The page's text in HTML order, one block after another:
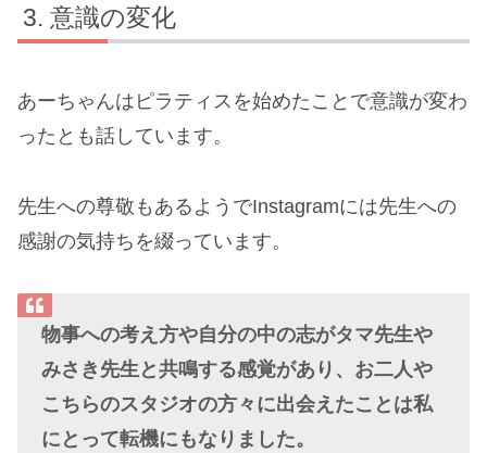
意識の変化
あーちゃんはピラティスを始めたことで意識が変わ
ったとも話しています。
先生への尊敬もあるようでInstagramには先生への
感謝の気持ちを綴っています。
物事への考え方や自分の中の志がタマ先生や
みさき先生と共鳴する感覚があり、お二人や
こちらのスタジオの方々に出会えたことは私
にとって転機にもなりました。